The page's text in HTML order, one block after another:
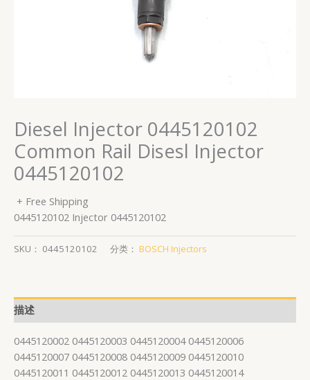
Diesel Injector 0445120102
Common Rail Disesl Injector
0445120102
+ Free Shipping
0445120102 Injector 0445120102
SKU： 0445120102 分类： BOSCH Injectors
描述
0445120002 0445120003 0445120004 0445120006
0445120007 0445120008 0445120009 0445120010
0445120011 0445120012 0445120013 0445120014